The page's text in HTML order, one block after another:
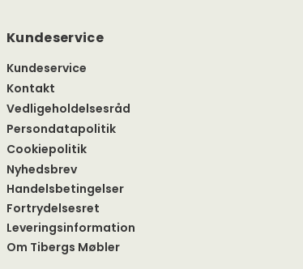
Kundeservice
Kundeservice
Kontakt
Vedligeholdelsesråd
Persondatapolitik
Cookiepolitik
Nyhedsbrev
Handelsbetingelser
Fortrydelsesret
Leveringsinformation
Om Tibergs Møbler